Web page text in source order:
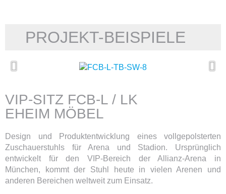
PROJEKT-BEISPIELE
VIP-SITZ FCB-L / LK
EHEIM MÖBEL
Design und Produktentwicklung eines vollgepolsterten
Zuschauerstuhls für Arena und Stadion. Ursprünglich
entwickelt für den VIP-Bereich der Allianz-Arena in
München, kommt der Stuhl heute in vielen Arenen und
anderen Bereichen weltweit zum Einsatz.